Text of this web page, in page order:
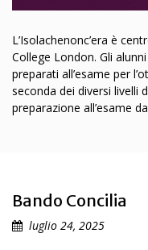
L’Isolachenonc’era è
College London. Gli
preparati all’esame per
seconda dei diversi livelli
preparazione all’esame
Bando Concilia
luglio 24, 2025